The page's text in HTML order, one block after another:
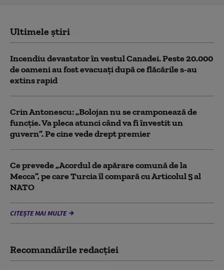
Ultimele știri
Incendiu devastator în vestul Canadei. Peste 20.000
de oameni au fost evacuați după ce flăcările s-au
extins rapid
Crin Antonescu: „Bolojan nu se cramponează de
funcție. Va pleca atunci când va fi învestit un
guvern”. Pe cine vede drept premier
Ce prevede „Acordul de apărare comună de la
Mecca”, pe care Turcia îl compară cu Articolul 5 al
NATO
CITEȘTE MAI MULTE
Recomandările redacţiei